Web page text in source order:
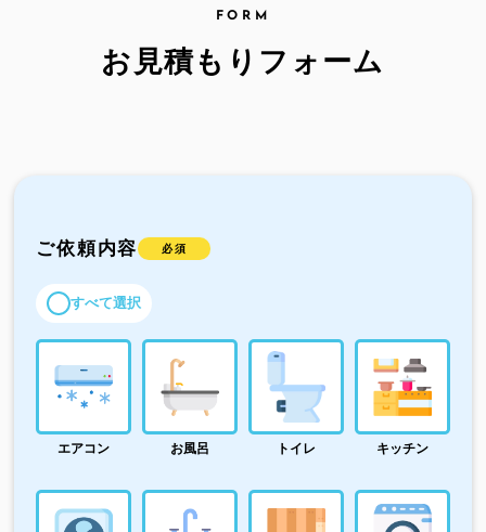
FORM
お見積もりフォーム
ご依頼内容 必須
すべて選択
エアコン お風呂 トイレ キッチン